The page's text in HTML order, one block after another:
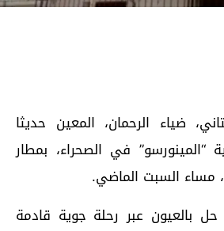
ضياء الرحمان، المعين حديثا
“المينورسو” في الصحراء، بمطار
مساء السبت الماضي.
حل بالعيون عبر رحلة جوية قادمة